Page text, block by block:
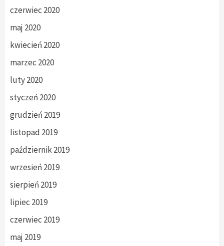
czerwiec 2020
maj 2020
kwiecień 2020
marzec 2020
luty 2020
styczeń 2020
grudzień 2019
listopad 2019
październik 2019
wrzesień 2019
sierpień 2019
lipiec 2019
czerwiec 2019
maj 2019